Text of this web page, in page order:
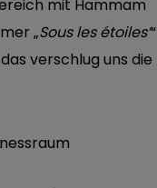
mit Hammam
„Sous les étoiles’“
verschlug uns die